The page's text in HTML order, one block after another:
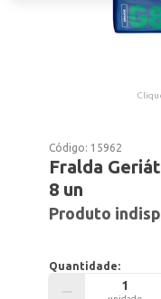
Código: 15962
Fralda
8 un
Produto
Quantidade: